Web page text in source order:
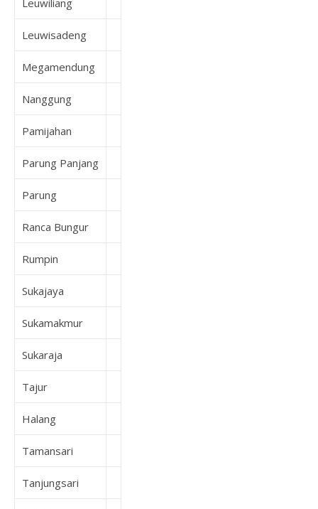
Leuwisadeng
Megamendung
Nanggung
Pamijahan
Parung Panjang
Parung
Ranca Bungur
Rumpin
Sukajaya
Sukamakmur
Sukaraja
Tajur
Halang
Tamansari
Tanjungsari